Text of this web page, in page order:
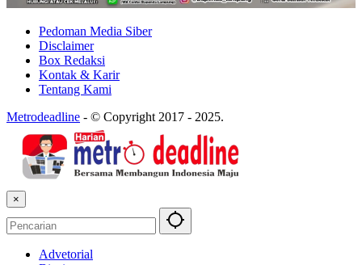
Pedoman Media Siber
Disclaimer
Box Redaksi
Kontak & Karir
Tentang Kami
Metrodeadline - © Copyright 2017 - 2025.
×
Advetorial